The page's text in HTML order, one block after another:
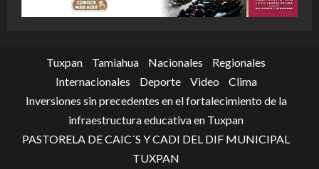
Tuxpan Tamiahua Nacionales
Regionales
Internacionales
Deporte Video
Clima
Inversiones sin precedentes en el fortalecimiento de la
infraestructura educativa en Tuxpan
PASTORELA DE CAIC´S Y CADI DEL DIF MUNICIPAL
TUXPAN